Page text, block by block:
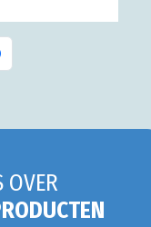
OVER